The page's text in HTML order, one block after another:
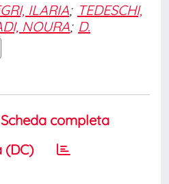
ILARIA; TEDESCHI,
NOURA; D.
Scheda completa
(DC)